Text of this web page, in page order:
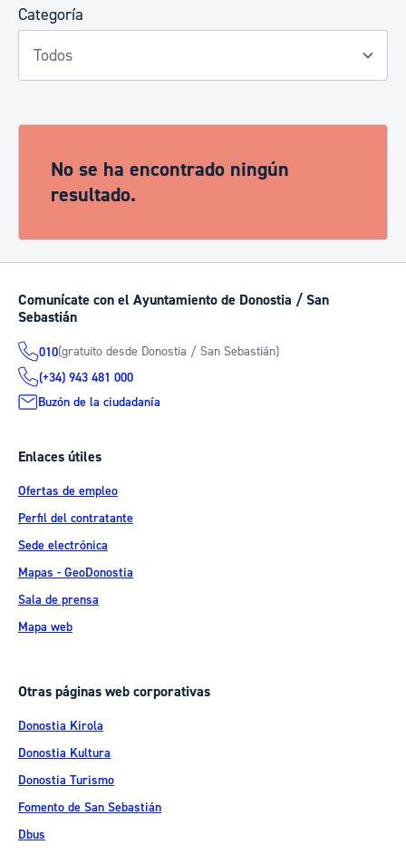
Categoría
No se ha encontrado ningún
resultado.
Comunícate con el Ayuntamiento de Donostia / San
Sebastián
010(gratuito desde Donostia / San Sebastián)
(+34) 943 481 000
Buzón de la ciudadanía
Enlaces útiles
Ofertas de empleo
Perfil del contratante
Sede electrónica
Mapas - GeoDonostia
Sala de prensa
Mapa web
Otras páginas web corporativas
Donostia Kirola
Donostia Kultura
Donostia Turismo
Fomento de San Sebastián
Dbus